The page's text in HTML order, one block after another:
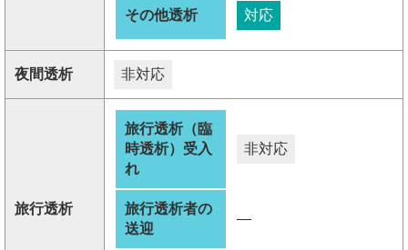
その他透析 対応
夜間透析 非対応
旅行透析
旅行透析（臨
時透析）受入
れ
非対応
旅行透析者の
送迎
―